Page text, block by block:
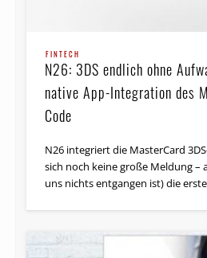
FINTECH
N26: 3DS endlich ohne
native App-Integration des
Code
N26 integriert die MasterCard
sich noch keine große Meldung –
uns nichts entgangen ist) die